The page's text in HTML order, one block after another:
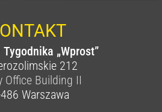
„Wprost”
212
Office Building II
Warszawa